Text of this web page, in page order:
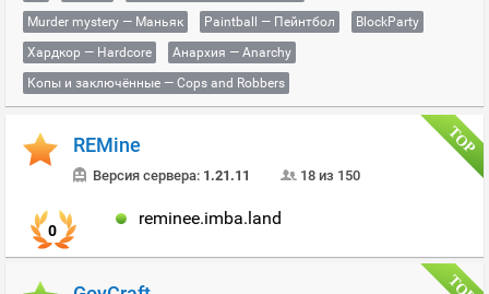
Murder mystery — Маньяк
Paintball — Пейнтбол
BlockParty
Хардкор — Hardcore
Анархия — Anarchy
Копы и заключённые — Cops and Robbers
REMine
Версия сервера: 1.21.11 18 из 150
0
reminee.imba.land